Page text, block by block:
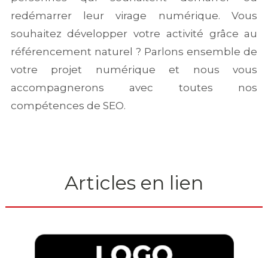
redémarrer leur virage numérique. Vous
souhaitez développer votre activité grâce au
référencement naturel ? Parlons ensemble de
votre projet numérique et nous vous
accompagnerons avec toutes nos
compétences de SEO.
Articles en lien